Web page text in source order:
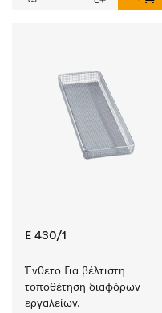
E 430/1
Ένθετο Για βέλτιστη
τοποθέτηση διαφόρων
εργαλείων.